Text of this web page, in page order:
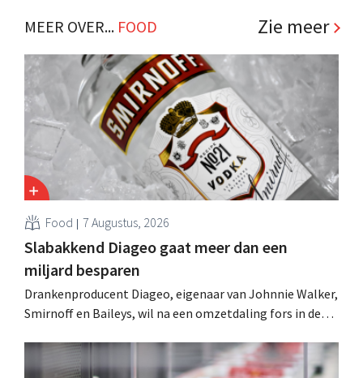
MEER OVER... FOOD Zie meer
Food 7 Augustus, 2026
Slabakkend Diageo gaat meer dan een
miljard besparen
Drankenproducent Diageo, eigenaar van Johnnie Walker,
Smirnoff en Baileys, wil na een omzetdaling fors in de
andere Guiness en voorgemixte cocktails.